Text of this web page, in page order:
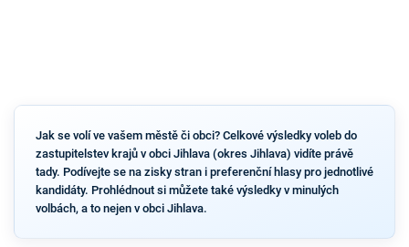
Jak se volí ve vašem městě či obci? Celkové výsledky voleb do
zastupitelstev krajů v obci Jihlava (okres Jihlava) vidíte právě
tady. Podívejte se na zisky stran i preferenční hlasy pro jednotlivé
kandidáty. Prohlédnout si můžete také výsledky v minulých
volbách, a to nejen v obci Jihlava.